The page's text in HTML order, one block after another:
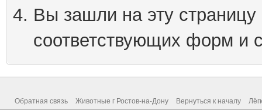
Вы зашли на эту
соответствующих форм и
Обратная связь Животные г Ростов-на-Дону Вернуться к началу